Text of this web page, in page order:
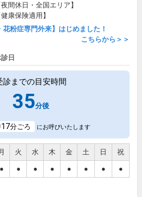
夜間休日・全国エリア】
健康保険適用】
花粉症専門外来】はじめました！
こちらから＞＞
日
診までの目安時間
35分後
17分ごろ にお呼びいたします
月 火 水 木 金 土 日 祝
● ● ● ● ● ● ● ●